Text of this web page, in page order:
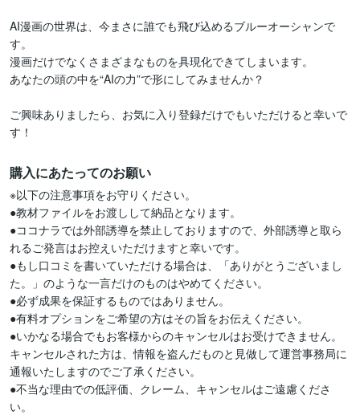
AI漫画の世界は、今まさに誰でも飛び込めるブルーオーシャンで
す。
漫画だけでなくさまざまなものを具現化できてしまいます。
あなたの頭の中を“AIの力”で形にしてみませんか？
ご興味ありましたら、お気に入り登録だけでもいただけると幸いで
す！
購入にあたってのお願い
※以下の注意事項をお守りください。
●教材ファイルをお渡しして納品となります。
●ココナラでは外部誘導を禁止しておりますので、外部誘導と取ら
れるご発言はお控えいただけますと幸いです。
●もし口コミを書いていただける場合は、「ありがとうございまし
た。」のような一言だけのものはやめてください。
●必ず成果を保証するものではありません。
●有料オプションをご希望の方はその旨をお伝えください。
●いかなる場合でもお客様からのキャンセルはお受けできません。
キャンセルされた方は、情報を盗んだものと見做して運営事務局に
通報いたしますのでご了承ください。
●不当な理由での低評価、クレーム、キャンセルはご遠慮くださ
い。